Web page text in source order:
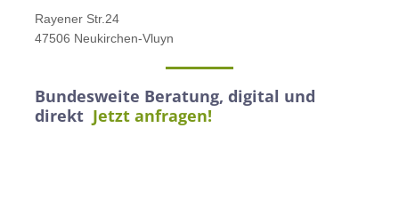
Rayener Str.24
47506 Neukirchen-Vluyn
Bundesweite Beratung, digital und
direkt Jetzt anfragen!